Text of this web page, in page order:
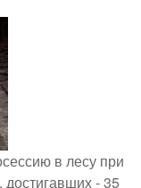
в лесу при
достигавших - 35